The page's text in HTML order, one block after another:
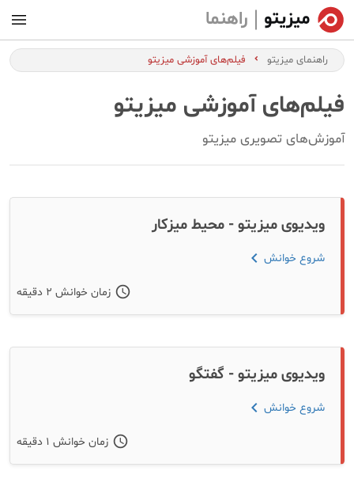
راهنما
راهنمای میزیتو فیلم‌های آموزشی میزیتو
فیلم‌های آموزشی میزیتو
آموزش‌های تصویری میزیتو
ویدیوی میزیتو - محیط میزکار
شروع خوانش chevron_left
schedule زمان خوانش ۲ دقیقه
ویدیوی میزیتو - گفتگو
شروع خوانش chevron_left
schedule زمان خوانش ۱ دقیقه